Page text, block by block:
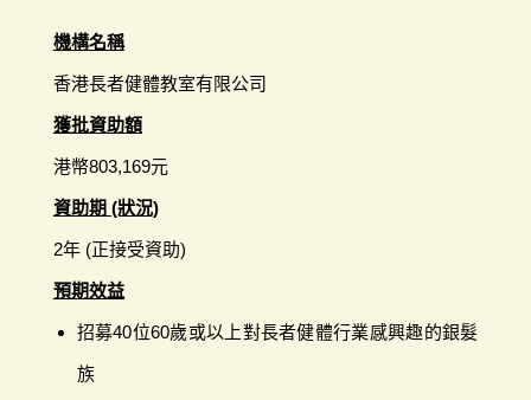
機構名稱
香港長者健體教室有限公司
獲批資助額
港幣803,169元
資助期 (狀況)
2年 (正接受資助)
預期效益
招募40位60歲或以上對長者健體行業感興趣的銀髮
族